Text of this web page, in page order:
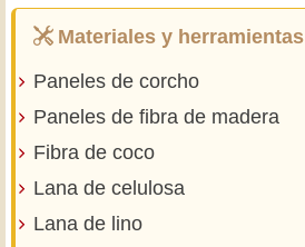
Materiales y herramientas
Paneles de corcho
Paneles de fibra de madera
Fibra de coco
Lana de celulosa
Lana de lino